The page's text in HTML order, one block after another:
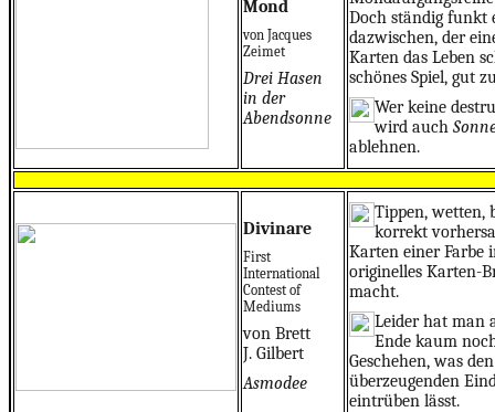
Mond
von Jacques
Zeimet
Drei Hasen
in der
Abendsonne
Doch ständig funkt
dazwischen, der
Karten das Leben
schönes Spiel, gut
Wer keine
wird auch
ablehnen.
Divinare
First
International
Contest of
Mediums
von Brett
J. Gilbert
Asmodee
Tippen, wetten,
korrekt
Karten einer Farbe
originelles Karten-
macht.
Leider hat man
Ende kaum
Geschehen, was
überzeugenden
eintrüben lässt.